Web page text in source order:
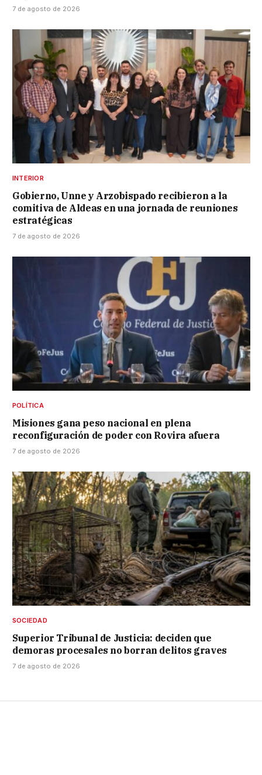
7 de agosto de 2026
INTERIOR
Gobierno, Unne y Arzobispado recibieron a la
comitiva de Aldeas en una jornada de reuniones
estratégicas
7 de agosto de 2026
POLÍTICA
Misiones gana peso nacional en plena
reconfiguración de poder con Rovira afuera
7 de agosto de 2026
SOCIEDAD
Superior Tribunal de Justicia: deciden que
demoras procesales no borran delitos graves
7 de agosto de 2026